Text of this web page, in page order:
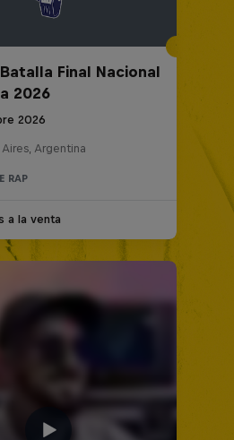
Final Nacional
2026
2026
Argentina
RAP
a la venta